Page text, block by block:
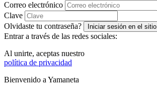
Correo electrónico
Clave
Olvidaste tu contraseña?
Iniciar sesión en el sitio
Entrar a través de las redes sociales:
Al unirte, aceptas nuestro
política de privacidad
Bienvenido a Yamaneta